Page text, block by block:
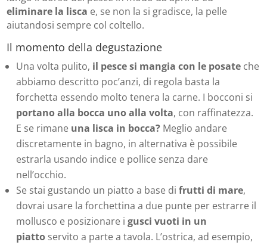
eliminare la lisca e, se non la si gradisce, la pelle
aiutandosi sempre col coltello.
Il momento della degustazione
Una volta pulito, il pescesi mangia con le posate che
abbiamo descritto poc’anzi, di regola basta la
forchetta essendo molto tenera la carne. I bocconi si
portano alla bocca uno alla volta, con raffinatezza.
E se rimane una lisca in bocca? Meglio andare
discretamente in bagno, in alternativa è possibile
estrarla usando indice e pollice senza dare
nell’occhio.
Se stai gustando un piatto a base difrutti di mare,
dovrai usare la forchettina a due punte per estrarre il
mollusco e posizionare igusci vuoti in un
piatto servito a parte a tavola. L’ostrica, ad esempio,